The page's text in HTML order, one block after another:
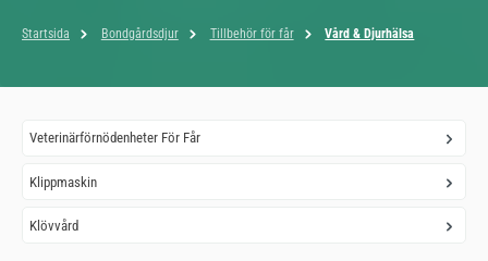
Startsida Bondgårdsdjur Tillbehör för får Vård & Djurhälsa
Veterinärförnödenheter För Får
Klippmaskin
Klövvård